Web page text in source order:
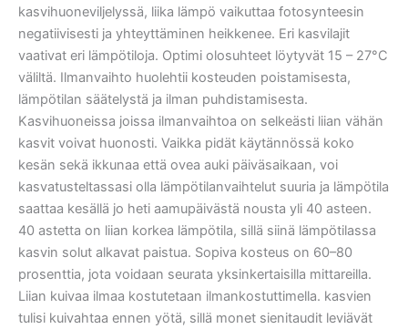
kasvihuoneviljelyssä, liika lämpö vaikuttaa fotosynteesin
negatiivisesti ja yhteyttäminen heikkenee. Eri kasvilajit
vaativat eri lämpötiloja. Optimi olosuhteet löytyvät 15 – 27°C
väliltä. Ilmanvaihto huolehtii kosteuden poistamisesta,
lämpötilan säätelystä ja ilman puhdistamisesta.
Kasvihuoneissa joissa ilmanvaihtoa on selkeästi liian vähän
kasvit voivat huonosti. Vaikka pidät käytännössä koko
kesän sekä ikkunaa että ovea auki päiväsaikaan, voi
kasvatusteltassasi olla lämpötilanvaihtelut suuria ja lämpötila
saattaa kesällä jo heti aamupäivästä nousta yli 40 asteen.
40 astetta on liian korkea lämpötila, sillä siinä lämpötilassa
kasvin solut alkavat paistua. Sopiva kosteus on 60–80
prosenttia, jota voidaan seurata yksinkertaisilla mittareilla.
Liian kuivaa ilmaa kostutetaan ilmankostuttimella. kasvien
tulisi kuivahtaa ennen yötä, sillä monet sienitaudit leviävät